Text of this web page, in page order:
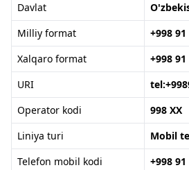
Davlat
Milliy format
+998
Xalqaro format
+998
URI
Operator kodi
998 XX
Liniya turi
Mobil
Telefon mobil kodi
+998